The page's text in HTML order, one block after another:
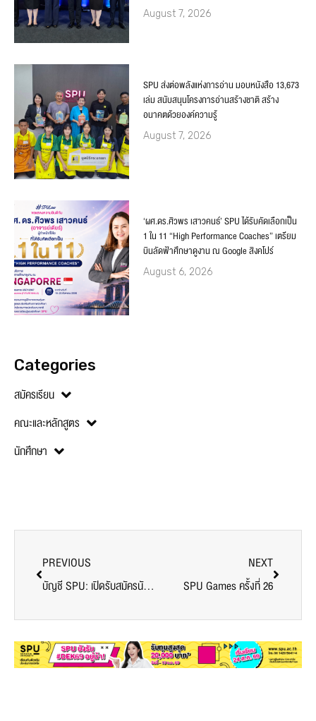
August 7, 2026
SPU ส่งต่อพลังแห่งการอ่าน มอบหนังสือ 13,673
เล่ม สนับสนุนโครงการอ่านสร้างชาติ สร้าง
อนาคตด้วยองค์ความรู้
August 7, 2026
‘ผศ.ดร.ศิวพร เสาวคนธ์’ SPU ได้รับคัดเลือกเป็น
1 ใน 11 “High Performance Coaches” เตรียม
บินลัดฟ้าศึกษาดูงาน ณ Google สิงคโปร์
August 6, 2026
Categories
สมัครเรียน
คณะและหลักสูตร
นักศึกษา
PREVIOUS
​บัญชี SPU: เปิดรับสมัครนักศึกษาปริญญาโทบัญชี SPU รุ่นที่ 19 รับทุนสูงสุด 20,000 บาท
NEXT
SPU Games ครั้งที่ 26